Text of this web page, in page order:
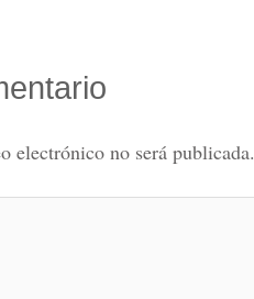
electrónico no será publicada.